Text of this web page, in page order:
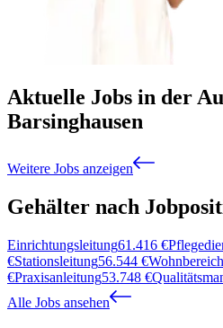
Aktuelle Jobs in der
Barsinghausen
Weitere Jobs anzeigen
Gehälter nach
Einrichtungsleitung61.416 €
€Stationsleitung56.544 €
€Praxisanleitung53.748 €
Alle Jobs ansehen